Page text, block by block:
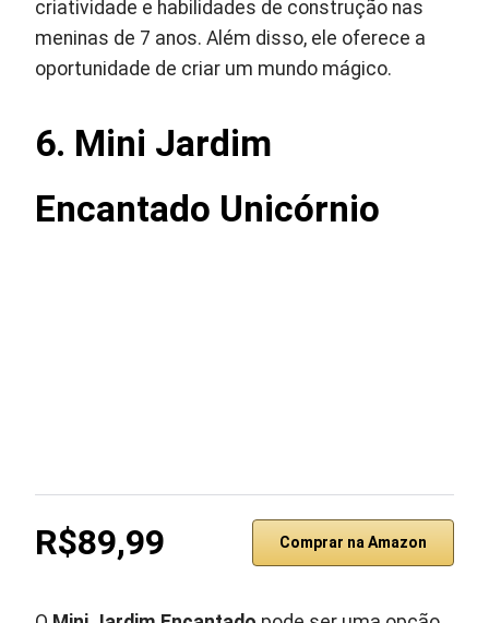
criatividade e habilidades de construção nas
meninas de 7 anos. Além disso, ele oferece a
oportunidade de criar um mundo mágico.
6. Mini Jardim
Encantado Unicórnio
R$89,99 Comprar na Amazon